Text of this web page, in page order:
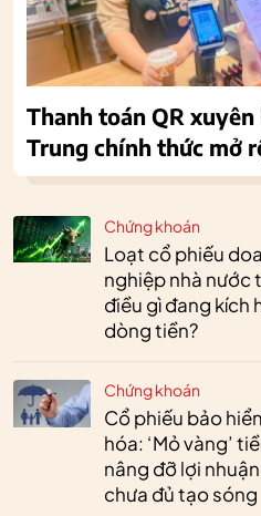
Chứng khoán
Loạt cổ phiếu
nghiệp nhà nước
điều gì đang kích
dòng tiền?
Chứng khoán
Cổ phiếu bảo
hóa: ‘Mỏ vàng’
nâng đỡ lợi
chưa đủ tạo sóng
Thanh toán QR
Trung chính thức mở